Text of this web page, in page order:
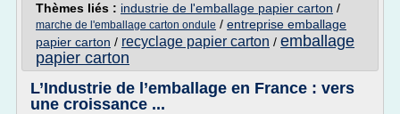
Thèmes liés : industrie de l'emballage papier carton /
marche de l'emballage carton ondule / entreprise emballage
papier carton / recyclage papier carton / emballage
papier carton
L’Industrie de l’emballage en France : vers
une croissance ...